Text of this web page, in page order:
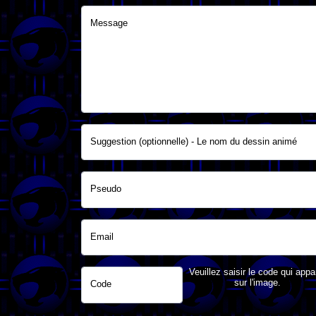
Message
Suggestion (optionnelle) - Le nom du dessin animé
Pseudo
Email
Code
Veuillez saisir le code qui
sur l'image.